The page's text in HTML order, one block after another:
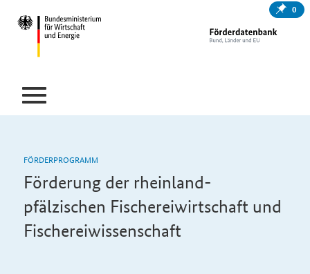
0
FÖRDERPROGRAMM
Förderung der rheinland-
pfälzischen Fischereiwirtschaft und
Fischereiwissenschaft